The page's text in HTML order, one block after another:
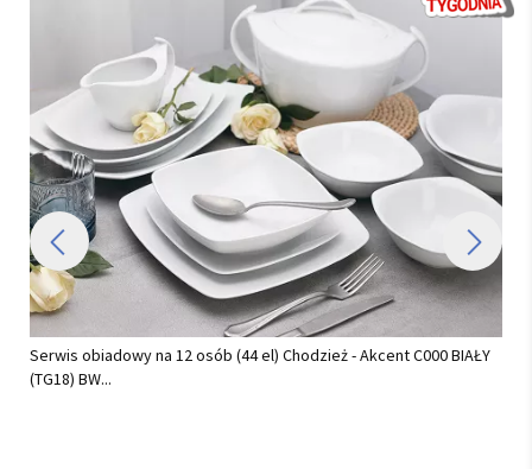
Serwis obiadowy na 12 osób (42 el.) Lubiana - Boss/Venus...